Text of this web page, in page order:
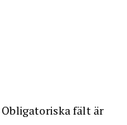
Obligatoriska fält är